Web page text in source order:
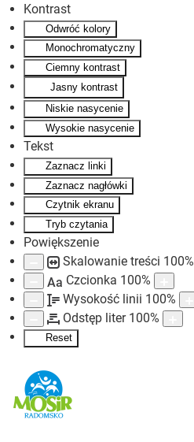
Kontrast
Odwróć kolory
Monochromatyczny
Ciemny kontrast
Jasny kontrast
Niskie nasycenie
Wysokie nasycenie
Tekst
Zaznacz linki
Zaznacz nagłówki
Czytnik ekranu
Tryb czytania
Powiększenie
Skalowanie treści 100%
Aa Czcionka 100%
Wysokość linii 100%
Odstęp liter 100%
Reset
Skip to main content